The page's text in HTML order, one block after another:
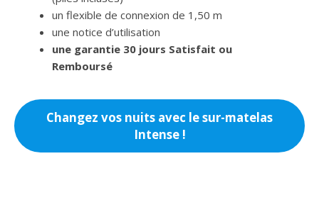
un flexible de connexion de 1,50 m
une notice d’utilisation
une garantie 30 jours Satisfait ou
Remboursé
Changez vos nuits avec le sur-matelas
Intense !